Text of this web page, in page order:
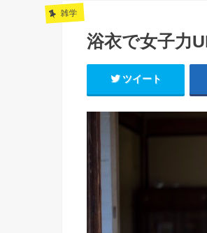
雑学
浴衣で女子力
ツイート